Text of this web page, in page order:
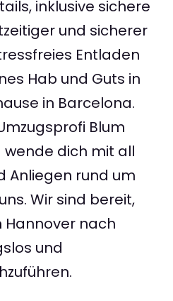
inklusive sichere
und sicherer
Entladen
Hab und Guts in
in Barcelona.
Blum
wende dich mit all
Anliegen rund um
Wir sind bereit,
Hannover nach
und